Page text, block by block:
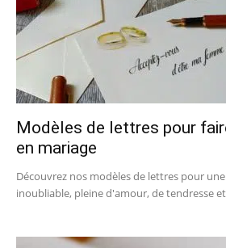
Modèles de lettres pour
en mariage
Découvrez nos modèles de lettres pour
inoubliable, pleine d'amour, de tendresse